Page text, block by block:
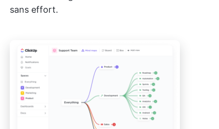
sans effort.